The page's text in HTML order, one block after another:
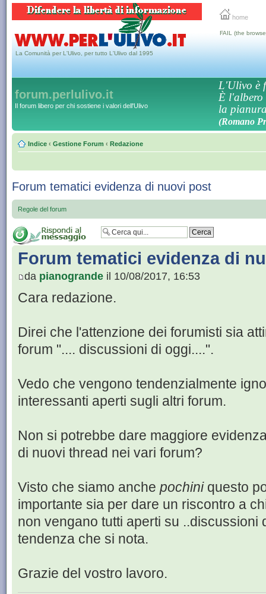
home
La Comunità per L'Ulivo, per tutto L'Ulivo dal 1995
FAIL (the
forum.perlulivo.it
Il forum libero per chi sostiene i valori dell'Ulivo
L'Ulivo è
È l'albero
la
(Romano
Indice ‹ Gestione Forum ‹ Redazione
Forum tematici evidenza di nuovi post
Regole del forum
Forum tematici evidenza di
da pianogrande il 10/08/2017, 16:53
Cara redazione.
Direi che l'attenzione dei forumisti sia
forum ".... discussioni di oggi....".
Vedo che vengono tendenzialmente
interessanti aperti sugli altri forum.
Non si potrebbe dare maggiore
di nuovi thread nei vari forum?
Visto che siamo anche pochiniquesto
importante sia per dare un riscontro a
non vengano tutti aperti su ..discussioni
tendenza che si nota.
Grazie del vostro lavoro.